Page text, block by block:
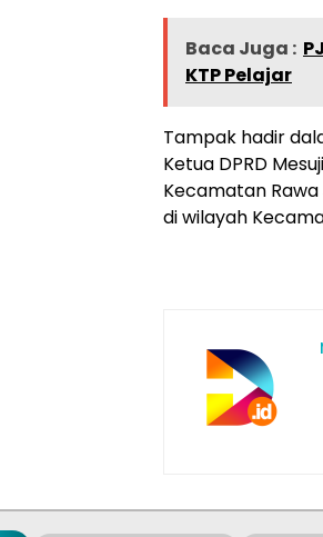
Baca Juga :
KTP Pelajar
Tampak hadir
Ketua DPRD
Kecamatan
di wilayah